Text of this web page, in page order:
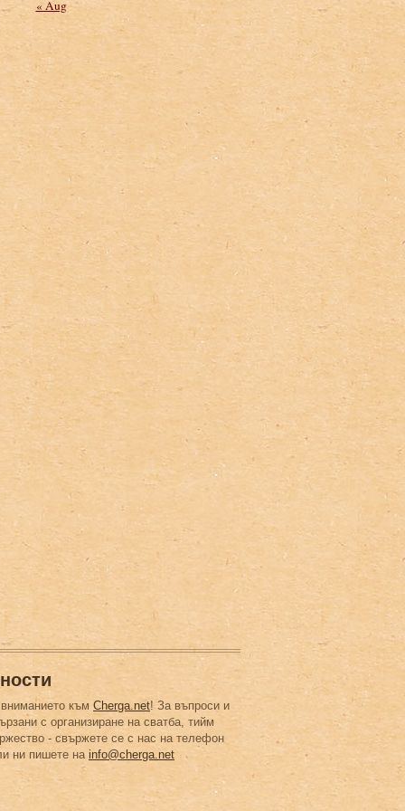
« Aug
към Cherga.net! За въпроси и
с организиране на сватба, тийм
- свържете се с нас на телефон
ни пишете на info@cherga.net